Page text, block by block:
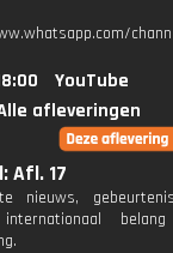
YouTube
afleveringen
Afl. 17
nieuws,